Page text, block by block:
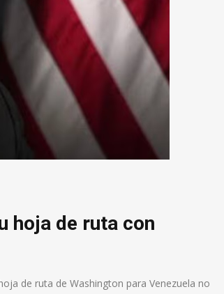
hoja de ruta con
de ruta de Washington para Venezuela no